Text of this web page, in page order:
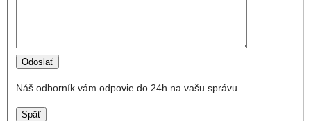
Náš odborník vám odpovie do 24h na vašu správu.
Späť